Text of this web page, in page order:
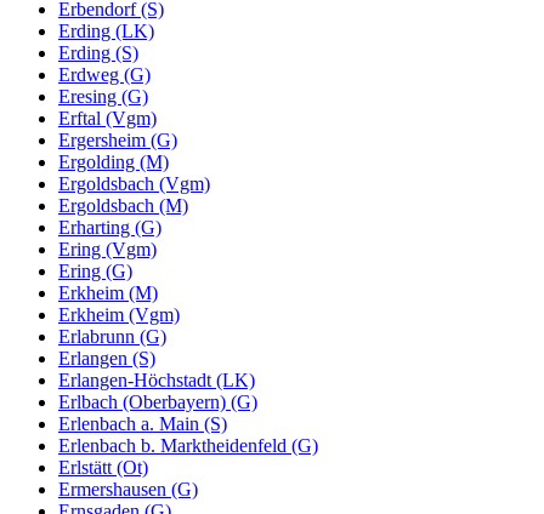
Erbendorf (S)
Erding (LK)
Erding (S)
Erdweg (G)
Eresing (G)
Erftal (Vgm)
Ergersheim (G)
Ergolding (M)
Ergoldsbach (Vgm)
Ergoldsbach (M)
Erharting (G)
Ering (Vgm)
Ering (G)
Erkheim (M)
Erkheim (Vgm)
Erlabrunn (G)
Erlangen (S)
Erlangen-Höchstadt (LK)
Erlbach (Oberbayern) (G)
Erlenbach a. Main (S)
Erlenbach b. Marktheidenfeld (G)
Erlstätt (Ot)
Ermershausen (G)